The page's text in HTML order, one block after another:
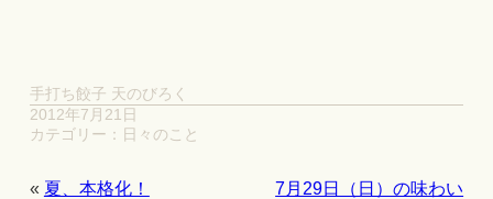
手打ち餃子 天のびろく
2012年7月21日
カテゴリー： 日々のこと
« 夏、本格化！
7月29日（日）の味わい